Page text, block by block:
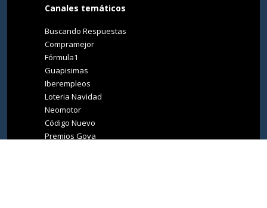
Canales temáticos
Buscando Respuestas
Compramejor
Fórmula1
Guapisimas
Iberempleos
Loteria Navidad
Neomotor
Código Nuevo
Premios Goya